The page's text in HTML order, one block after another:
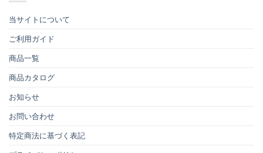
当サイトについて
ご利用ガイド
商品一覧
商品カタログ
お知らせ
お問い合わせ
特定商法に基づく表記